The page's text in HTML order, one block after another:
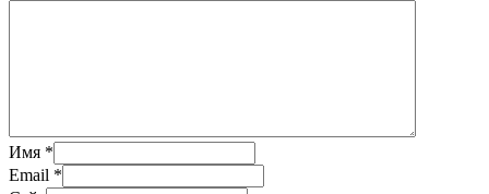
Имя *
Email *